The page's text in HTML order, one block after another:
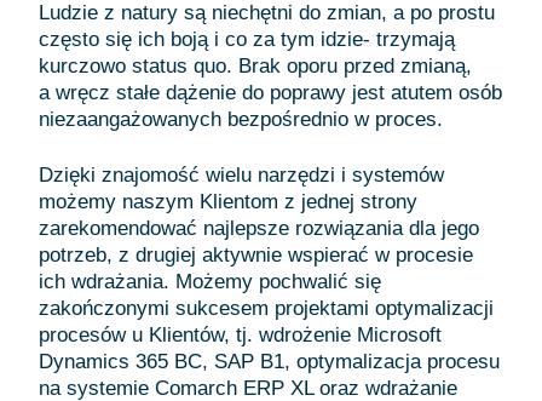
Ludzie z natury są niechętni do zmian, a po prostu
często się ich boją i co za tym idzie- trzymają
kurczowo status quo. Brak oporu przed zmianą,
a wręcz stałe dążenie do poprawy jest atutem osób
niezaangażowanych bezpośrednio w proces.
Dzięki znajomość wielu narzędzi i systemów
możemy naszym Klientom z jednej strony
zarekomendować najlepsze rozwiązania dla jego
potrzeb, z drugiej aktywnie wspierać w procesie
ich wdrażania. Możemy pochwalić się
zakończonymi sukcesem projektami optymalizacji
procesów u Klientów, tj. wdrożenie Microsoft
Dynamics 365 BC, SAP B1, optymalizacja procesu
na systemie Comarch ERP XL oraz wdrażanie